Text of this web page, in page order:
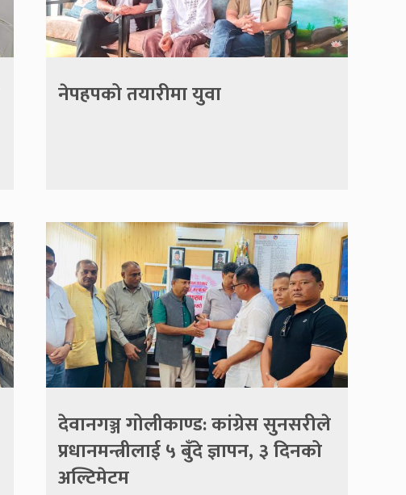
नेपहपको तयारीमा युवा
देवानगञ्ज गोलीकाण्ड: कांग्रेस सुनसरीले
प्रधानमन्त्रीलाई ५ बुँदे ज्ञापन, ३ दिनको
अल्टिमेटम